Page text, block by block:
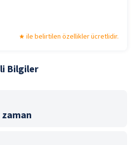
ile belirtilen özellikler ücretlidir.
Bilgiler